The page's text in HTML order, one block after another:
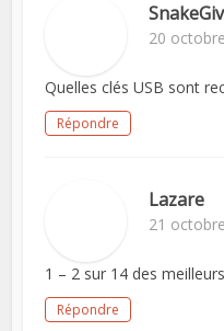
20
Quelles clés USB sont
Répondre
Lazare
21
1 – 2 sur 14 des
Répondre